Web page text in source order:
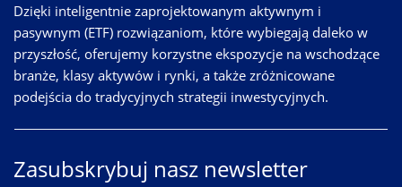
Dzięki inteligentnie zaprojektowanym aktywnym i
pasywnym (ETF) rozwiązaniom, które wybiegają daleko w
przyszłość, oferujemy korzystne ekspozycje na wschodzące
branże, klasy aktywów i rynki, a także zróżnicowane
podejścia do tradycyjnych strategii inwestycyjnych.
Zasubskrybuj nasz newsletter